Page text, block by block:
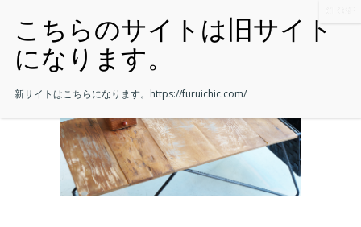
新サイトはこちらになります。 https://furuichic.com/